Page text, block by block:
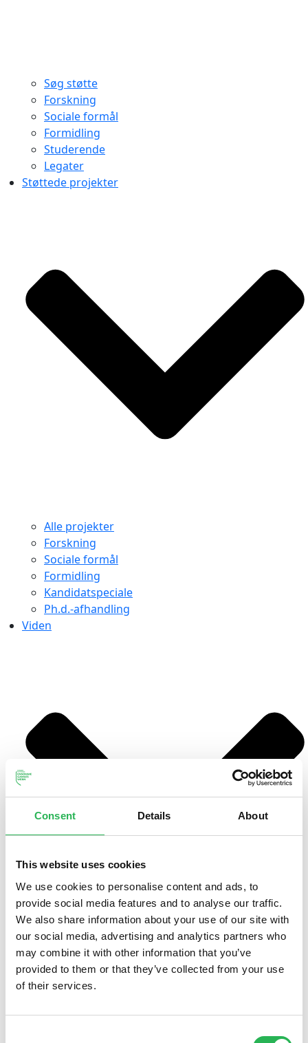
Consent Details About
This website uses cookies
We use cookies to personalise content and ads, to
provide social media features and to analyse our traffic.
We also share information about your use of our site with
our social media, advertising and analytics partners who
may combine it with other information that you’ve
provided to them or that they’ve collected from your use
of their services.
Søg støtte
Forskning
Sociale formål
Formidling
Studerende
Legater
Støttede projekter
Alle projekter
Forskning
Sociale formål
Formidling
Kandidatspeciale
Ph.d.-afhandling
Viden
Om ensomhed
Om fællesskaber
Hvor mange er ældre i Danmark?
Hvor mange ældre er ensomme i Danmark?